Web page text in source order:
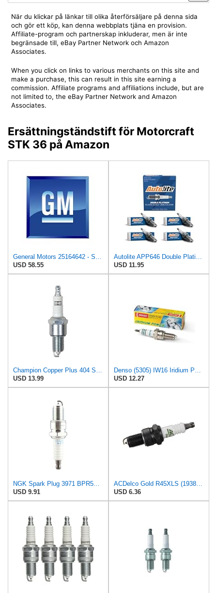
När du klickar på länkar till olika återförsäljare på denna sida
och gör ett köp, kan denna webbplats tjäna en provision.
Affiliate-program och partnerskap inkluderar, men är inte
begränsade till, eBay Partner Network och Amazon
Associates.
When you click on links to various merchants on this site and
make a purchase, this can result in this site earning a
commission. Affiliate programs and affiliations include, but are
not limited to, the eBay Partner Network and Amazon
Associates.
Ersättningständstift för Motorcraft
STK 36 på Amazon
General Motors 25164642 - Spark Plug Package
USD 58.55
Autolite APP646 Double Platinum Automotive Replacement Spark Plugs (4 Pack)
USD 11.95
Champion Copper Plus 404 Spark Plug (Carton of 4) - RN12YC
USD 13.99
Denso (5305) IW16 Iridium Power Spark Plug, (Pack of 1)
USD 12.27
NGK Spark Plug 3971 BPR5EP-11 Pack of 1
USD 9.91
ACDelco Gold R45XLS (19382850) Conventional Spark Plug
USD 6.36